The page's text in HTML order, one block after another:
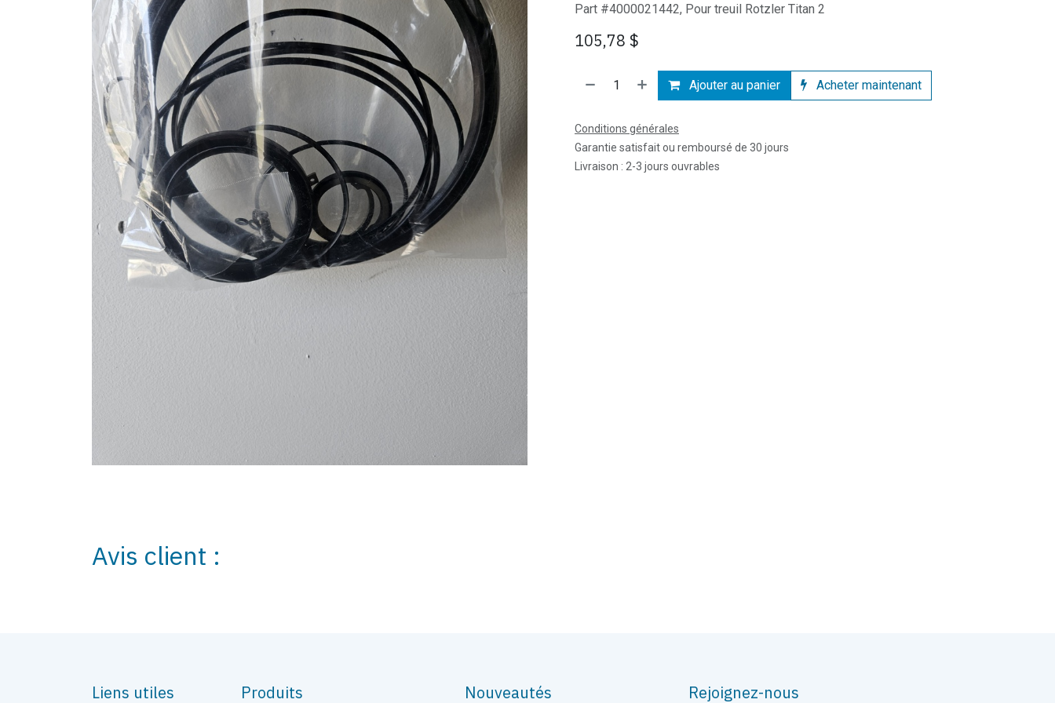
Part #4000021442, Pour treuil Rotzler Titan 2
105,78 $
Ajouter au panier Acheter maintenant
Conditions générales
Garantie satisfait ou remboursé de 30 jours
Livraison : 2-3 jours ouvrables
Avis client :
Liens utiles Produits Nouveautés Rejoignez-nous